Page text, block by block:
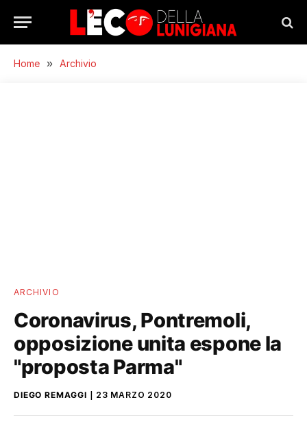
Home » Archivio
ARCHIVIO
Coronavirus, Pontremoli,
opposizione unita espone la
"proposta Parma"
DIEGO REMAGGI 23 MARZO 2020